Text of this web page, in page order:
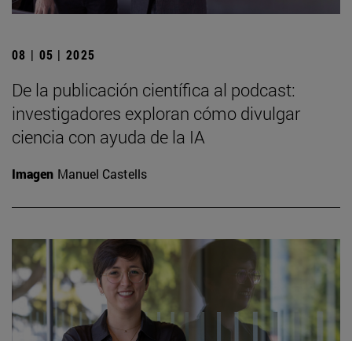
08 | 05 | 2025
De la publicación científica al podcast:
investigadores exploran cómo divulgar
ciencia con ayuda de la IA
Imagen Manuel Castells